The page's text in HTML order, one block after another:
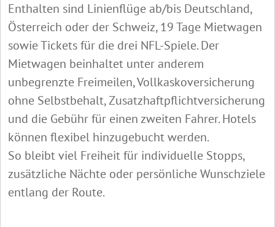
Enthalten sind Linienflüge ab/bis Deutschland,
Österreich oder der Schweiz, 19 Tage Mietwagen
sowie Tickets für die drei NFL-Spiele. Der
Mietwagen beinhaltet unter anderem
unbegrenzte Freimeilen, Vollkaskoversicherung
ohne Selbstbehalt, Zusatzhaftpflichtversicherung
und die Gebühr für einen zweiten Fahrer. Hotels
können flexibel hinzugebucht werden.
So bleibt viel Freiheit für individuelle Stopps,
zusätzliche Nächte oder persönliche Wunschziele
entlang der Route.